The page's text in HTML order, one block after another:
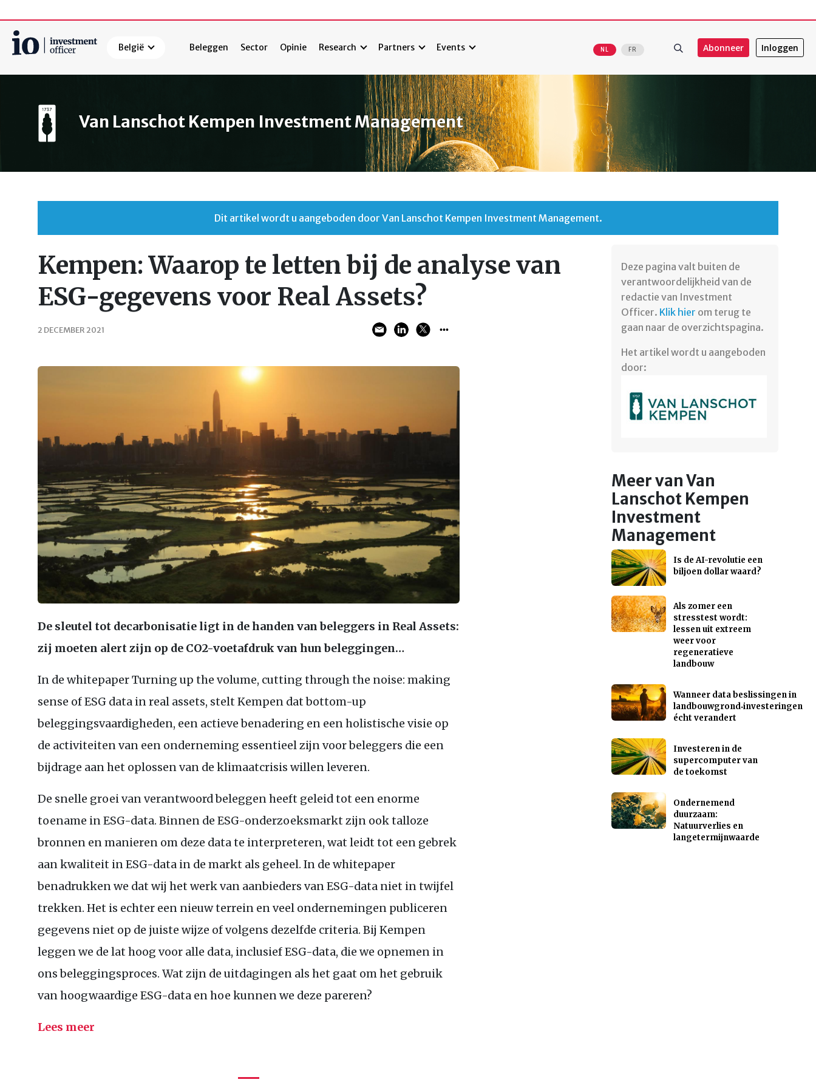
België Beleggen Sector Opinie Research Partners Events NL FR Abonneer Inloggen
Zoeken
Van Lanschot Kempen Investment Management
Dit artikel wordt u aangeboden door Van Lanschot Kempen Investment Management.
Kempen: Waarop te letten bij de analyse van
ESG-gegevens voor Real Assets?
2 DECEMBER 2021
De sleutel tot decarbonisatie ligt in de handen van beleggers in Real Assets:
zij moeten alert zijn op de CO2-voetafdruk van hun beleggingen…
In de whitepaper Turning up the volume, cutting through the noise: making
sense ofESG data in real assets, stelt Kempen dat bottom-up
beleggingsvaardigheden, een actieve benadering en een holistische visie op
de activiteiten van een onderneming essentieel zijn voor beleggers die een
bijdrage aan het oplossen van de klimaatcrisis willen leveren.
De snelle groei van verantwoord beleggen heeft geleid tot een enorme
toename inESG-data. Binnen de ESG-onderzoeksmarkt zijn ook talloze
bronnen en manieren om deze data te interpreteren, wat leidt tot een gebrek
aan kwaliteit inESG-data in de markt als geheel. In de whitepaper
benadrukken we dat wij het werk van aanbieders vanESG-data niet in twijfel
trekken. Het is echter een nieuw terrein en veel ondernemingen publiceren
gegevens niet op de juiste wijze of volgens dezelfde criteria. Bij Kempen
leggen we de lat hoog voor alle data, inclusiefESG-data, die we opnemen in
ons beleggingsproces. Wat zijn de uitdagingen als het gaat om het gebruik
van hoogwaardige ESG-data en hoe kunnen we deze pareren?
Lees meer
Deze pagina valt buiten de
verantwoordelijkheid van de
redactie van Investment
Officer. Klik hier om terug te
gaan naar de overzichtspagina.
Het artikel wordt u aangeboden
door:
Meer van Van
Lanschot Kempen
Investment
Management
Is de AI-revolutie een
biljoen dollar waard?
Als zomer een
stresstest wordt:
lessen uit extreem
weer voor
regeneratieve
landbouw
Wanneer data beslissingen in
landbouwgrond‑investeringen
écht verandert
Investeren in de
supercomputer van
de toekomst
Ondernemend
duurzaam:
Natuurverlies en
langetermijnwaarde